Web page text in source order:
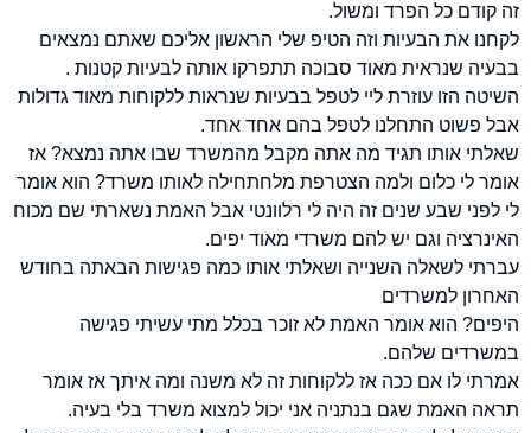
זה קודם כל הפרד ומשול.
לקחנו את הבעיות וזה הטיפ שלי הראשון אליכם שאתם נמצאים
בבעיה שנראית מאוד סבוכה תתפרקו אותה לבעיות קטנות .
השיטה הזו עוזרת ליי לטפל בבעיות שנראות ללקוחות מאוד גדולות
אבל פשוט התחלנו לטפל בהם אחד אחד.
שאלתי אותו תגיד מה אתה מקבל מהמשרד שבו אתה נמצא? אז
אומר לי כלום ולמה הצטרפת מלחתחילה לאותו משרד? הוא אומר
לי לפני שבע שנים זה היה לי רלוונטי אבל האמת נשארתי שם מכוח
האינרציה וגם יש להם משרדי מאוד יפים.
עברתי לשאלה השנייה ושאלתי אותו כמה פגישות הבאתה בחודש
האחרון למשרדים
היפים? הוא אומר האמת לא זוכר בכלל מתי עשיתי פגישה
במשרדים שלהם.
אמרתי לו אם ככה אז ללקוחות זה לא משנה ומה איתך אז אומר
תראה האמת שגם בנתניה אני יכול למצוא משרד בלי בעיה.